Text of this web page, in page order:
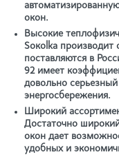
окон.
Высокие
Sокоlka
поставляются в
92 имеет
довольно
энергосбережения.
Широкий
Достаточно
окон дает
удобных и